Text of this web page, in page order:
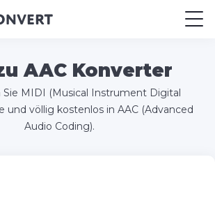
AAC Konverter
Sie MIDI (Musical Instrument Digital
und völlig kostenlos in AAC (Advanced
Audio Coding).